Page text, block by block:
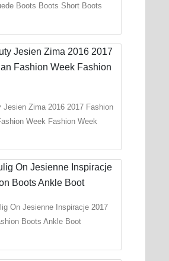
Boots Boots Short Boots
Jesien Zima 2016 2017 Fashion
Week Fashion Week
On Jesienne Inspiracje 2017
Boots Ankle Boot